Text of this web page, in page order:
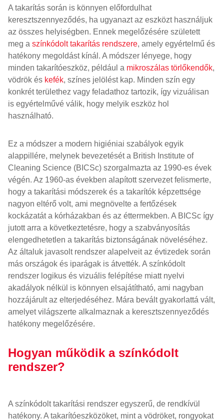
A takarítás során is könnyen előfordulhat
keresztszennyeződés, ha ugyanazt az eszközt használjuk
az összes helyiségben. Ennek megelőzésére született
meg a színkódolt takarítás rendszere, amely egyértelmű és
hatékony megoldást kínál. A módszer lényege, hogy
minden takarítóeszköz, például a mikroszálas törlőkendők,
vödrök és kefék, színes jelölést kap. Minden szín egy
konkrét területhez vagy feladathoz tartozik, így vizuálisan
is egyértelművé válik, hogy melyik eszköz hol
használható.
Ez a módszer a modern higiéniai szabályok egyik
alappillére, melynek bevezetését a British Institute of
Cleaning Science (BICSc) szorgalmazta az 1990-es évek
végén. Az 1960-as években alapított szervezet felismerte,
hogy a takarítási módszerek és a takarítók képzettsége
nagyon eltérő volt, ami megnövelte a fertőzések
kockázatát a kórházakban és az éttermekben. A BICSc így
jutott arra a következtetésre, hogy a szabványosítás
elengedhetetlen a takarítás biztonságának növeléséhez.
Az általuk javasolt rendszer alapelveit az évtizedek során
más országok és iparágak is átvették. A színkódolt
rendszer logikus és vizuális felépítése miatt nyelvi
akadályok nélkül is könnyen elsajátítható, ami nagyban
hozzájárult az elterjedéséhez. Mára bevált gyakorlattá vált,
amelyet világszerte alkalmaznak a keresztszennyeződés
hatékony megelőzésére.
Hogyan működik a színkódolt
rendszer?
A színkódolt takarítási rendszer egyszerű, de rendkívül
hatékony. A takarítóeszközöket, mint a vödröket, rongyokat